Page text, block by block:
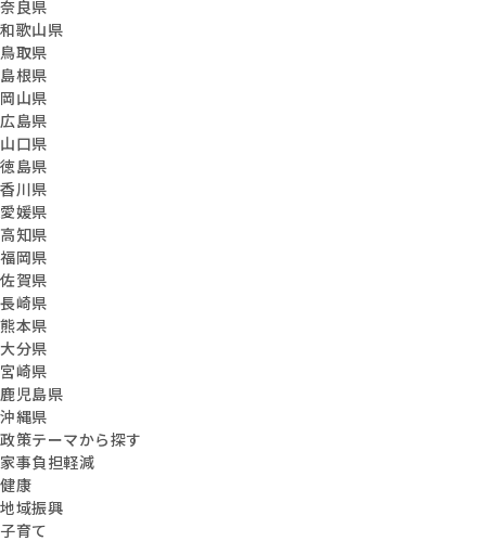
奈良県
和歌山県
鳥取県
島根県
岡山県
広島県
山口県
徳島県
香川県
愛媛県
高知県
福岡県
佐賀県
長崎県
熊本県
大分県
宮崎県
鹿児島県
沖縄県
政策テーマから探す
家事負担軽減
健康
地域振興
子育て